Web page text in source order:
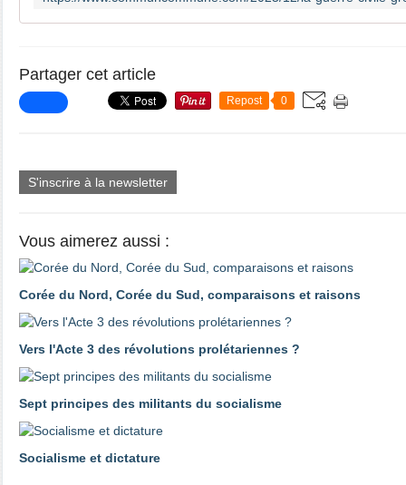
Partager cet article
Repost 0
S'inscrire à la newsletter
Vous aimerez aussi :
Corée du Nord, Corée du Sud, comparaisons et raisons
Vers l'Acte 3 des révolutions prolétariennes ?
Sept principes des militants du socialisme
Socialisme et dictature